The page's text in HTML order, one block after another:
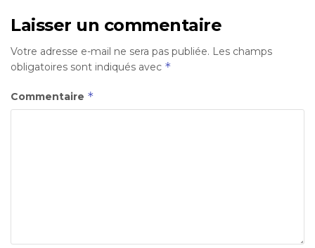
Laisser un commentaire
Votre adresse e-mail ne sera pas publiée. Les champs
obligatoires sont indiqués avec *
Commentaire *